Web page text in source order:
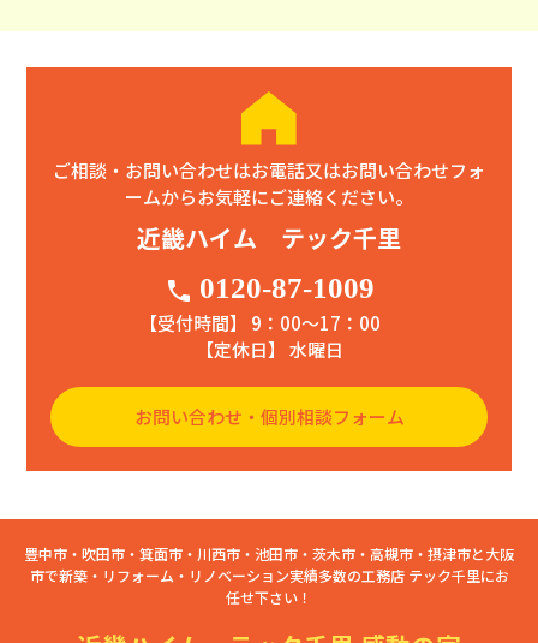
ご相談・お問い合わせはお電話又はお問い合わせフォ
ームからお気軽にご連絡ください。
近畿ハイム テック千里
phone 0120-87-1009
【受付時間】 9：00〜17：00
【定休日】 水曜日
お問い合わせ・個別相談フォーム
豊中市・吹田市・箕面市・川西市・池田市・茨木市・高槻市・摂津市と大阪
市で新築・リフォーム・リノベーション実績多数の工務店 テック千里にお
任せ下さい！